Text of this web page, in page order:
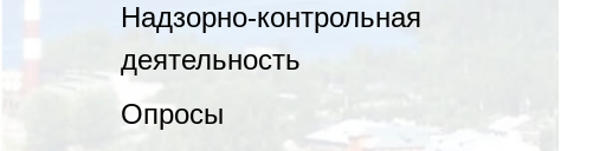
Надзорно-контрольная
деятельность
Опросы